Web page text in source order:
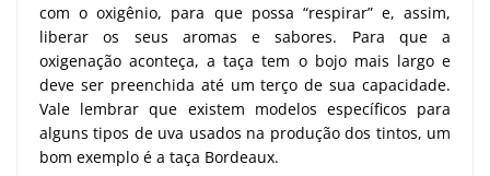
com o oxigênio, para que possa “respirar” e, assim,
liberar os seus aromas e sabores. Para que a
oxigenação aconteça, a taça tem o bojo mais largo e
deve ser preenchida até um terço de sua capacidade.
Vale lembrar que existem modelos específicos para
alguns tipos de uva usados na produção dos tintos, um
bom exemplo é a taça Bordeaux.